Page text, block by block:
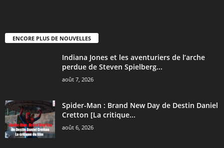
ENCORE PLUS DE NOUVELLES
Indiana Jones et les aventuriers de l’arche
perdue de Steven Spielberg...
août 7, 2026
Spider-Man : Brand New Day de Destin Daniel
Cretton [La critique...
août 6, 2026